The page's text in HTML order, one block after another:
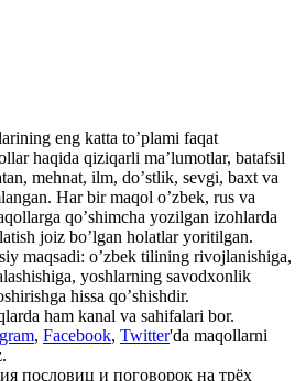
eng katta toʼplami faqat
haqida qiziqarli maʼlumotlar, batafsil
mehnat, ilm, doʼstlik, sevgi, baxt va
Har bir maqol oʼzbek, rus va
qoʼshimcha yozilgan izohlarda
joiz boʼlgan holatlar yoritilgan.
maqsadi: oʼzbek tilining rivojlanishiga,
yoshlarning savodxonlik
hissa qoʼshishdir.
ham kanal va sahifalari bor.
, Facebook, Twitter'da maqollarni
пословиц и поговорок на трёх